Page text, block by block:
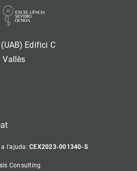
Edifici C
Vallès
a l'ajuda:CEX2023-001340-S
Consulting